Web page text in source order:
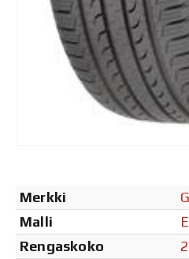
Merkki
Malli
Rengaskoko